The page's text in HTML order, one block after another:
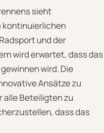
sieht
kontinuierlichen
und der
wird erwartet, dass das
wird. Die
Ansätze zu
alle Beteiligten zu
dass das